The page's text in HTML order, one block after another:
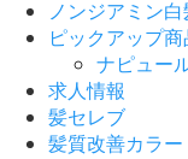
ノンジアミン
ピックアップ商
ナピュー
求人情報
髪セレブ
髪質改善カラー